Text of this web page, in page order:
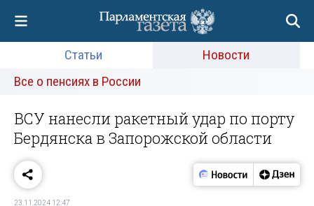
Статьи
Новости
Все о пенсиях в России
ВСУ нанесли ракетный удар по порту
Бердянска в Запорожской области
23.11.2024 12:47